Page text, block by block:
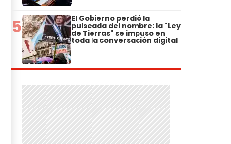
5 El Gobierno perdió la
pulseada del nombre: la "Ley
de Tierras" se impuso en
toda la conversación digital